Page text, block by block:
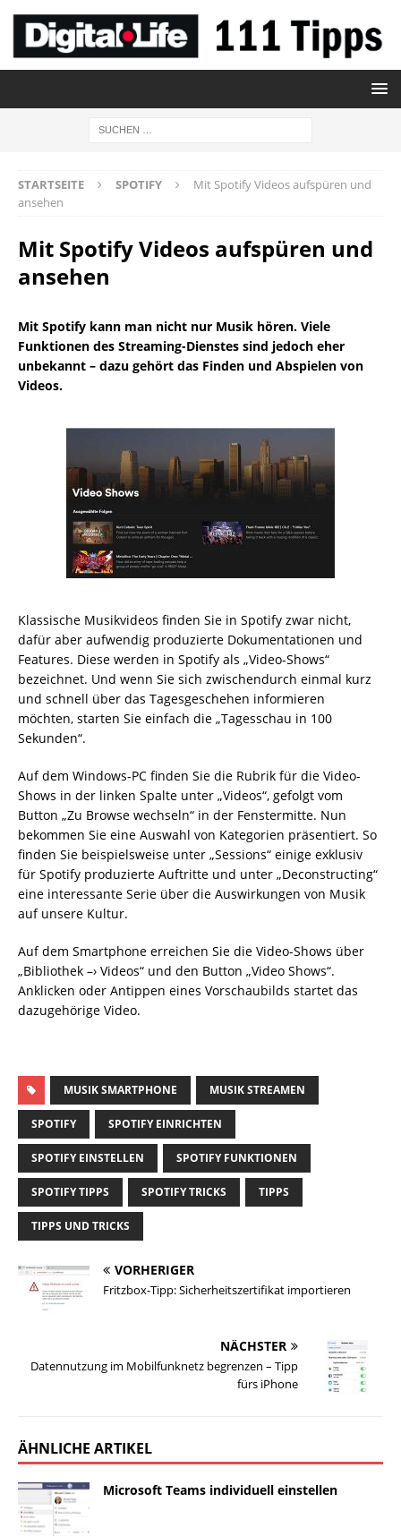
STARTSEITE SPOTIFY
Mit Spotify Videos aufspüren und
ansehen
Mit Spotify Videos aufspüren und
ansehen
Mit Spotify kann man nicht nur Musik hören. Viele
Funktionen des Streaming-Dienstes sind jedoch eher
unbekannt – dazu gehört das Finden und Abspielen von
Videos.
Klassische Musikvideos finden Sie in Spotify zwar nicht,
dafür aber aufwendig produzierte Dokumentationen und
Features. Diese werden in Spotify als „Video-Shows“
bezeichnet. Und wenn Sie sich zwischendurch einmal kurz
und schnell über das Tagesgeschehen informieren
möchten, starten Sie einfach die „Tagesschau in 100
Sekunden“.
Auf dem Windows-PC finden Sie die Rubrik für die Video-
Shows in der linken Spalte unter „Videos“, gefolgt vom
Button „Zu Browse wechseln“ in der Fenstermitte. Nun
bekommen Sie eine Auswahl von Kategorien präsentiert. So
finden Sie beispielsweise unter „Sessions“ einige exklusiv
für Spotify produzierte Auftritte und unter „Deconstructing“
eine interessante Serie über die Auswirkungen von Musik
auf unsere Kultur.
Auf dem Smartphone erreichen Sie die Video-Shows über
„Bibliothek –› Videos“ und den Button „Video Shows“.
Anklicken oder Antippen eines Vorschaubilds startet das
dazugehörige Video.
MUSIK SMARTPHONE MUSIK STREAMEN
SPOTIFY SPOTIFY EINRICHTEN
SPOTIFY EINSTELLEN SPOTIFY FUNKTIONEN
SPOTIFY TIPPS SPOTIFY TRICKS TIPPS
TIPPS UND TRICKS
VORHERIGER
Fritzbox-Tipp: Sicherheitszertifikat importieren
NÄCHSTER
Datennutzung im Mobilfunknetz begrenzen – Tipp
fürs iPhone
ÄHNLICHE ARTIKEL
Microsoft Teams individuell einstellen